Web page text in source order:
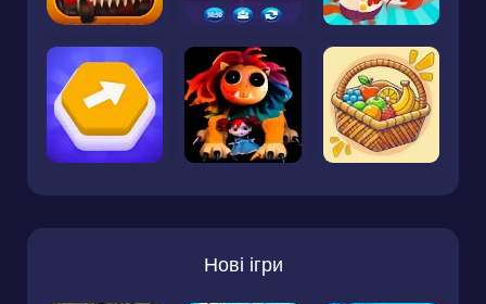
Нові ігри